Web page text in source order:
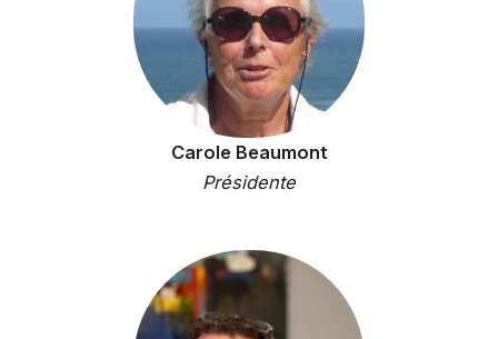
Carole Beaumont
Présidente